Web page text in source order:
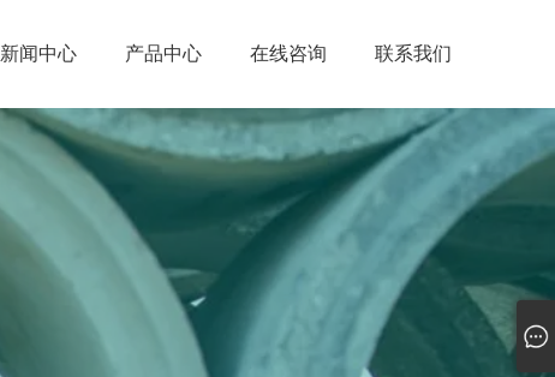
新闻中心 产品中心 在线咨询 联系我们